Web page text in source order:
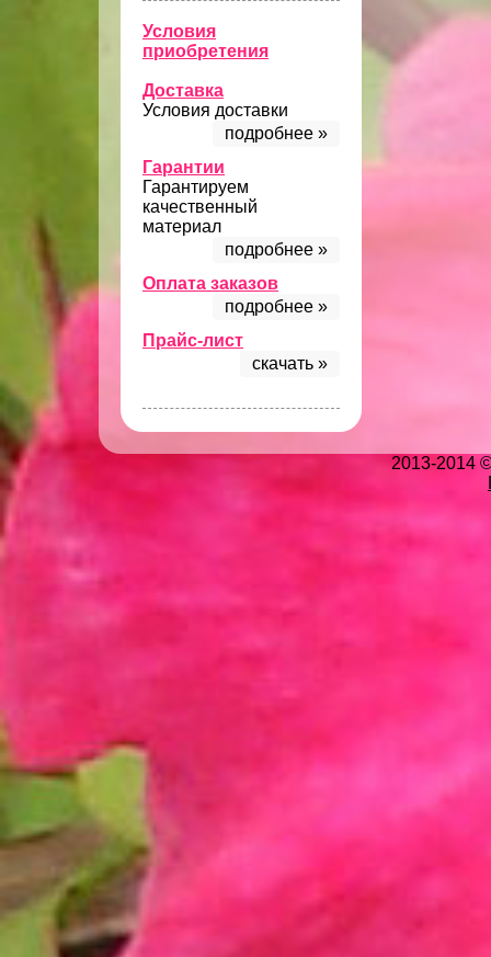
Условия
приобретения
Доставка
Условия доставки
подробнее »
Гарантии
Гарантируем
качественный
материал
подробнее »
Оплата заказов
подробнее »
Прайс-лист
скачать »
2013-2014